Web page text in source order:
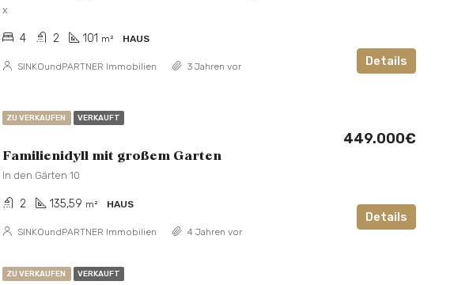
x
4 2 101 m² HAUS
Details
SINKOundPARTNER Immobilien 3 Jahren vor
ZU VERKAUFEN VERKAUFT
Familienidyll mit großem Garten
449.000€
In den Gärten 10
2 135,59 m² HAUS
Details
SINKOundPARTNER Immobilien 4 Jahren vor
ZU VERKAUFEN VERKAUFT